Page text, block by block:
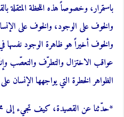
باستمرار، وخصوصاً هذه اللحظة المثقلة
والخوف على الوجود، والخوف على
والخوف أخيراً هو ظاهرة الوجود نفسها
عواقب الاختزال والتطرّف والتعصّب
الظواهر الخطرة التي يواجهها
*حدّثنا عن القصيدة، كيف تجيء إلى